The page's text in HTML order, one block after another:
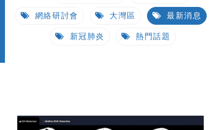
網絡研討會 大灣區 最新消息
新冠肺炎 熱門話題